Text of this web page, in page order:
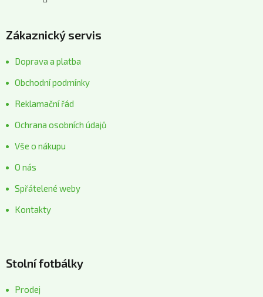
Zákaznický servis
Doprava a platba
Obchodní podmínky
Reklamační řád
Ochrana osobních údajů
Vše o nákupu
O nás
Spřátelené weby
Kontakty
Stolní fotbálky
Prodej